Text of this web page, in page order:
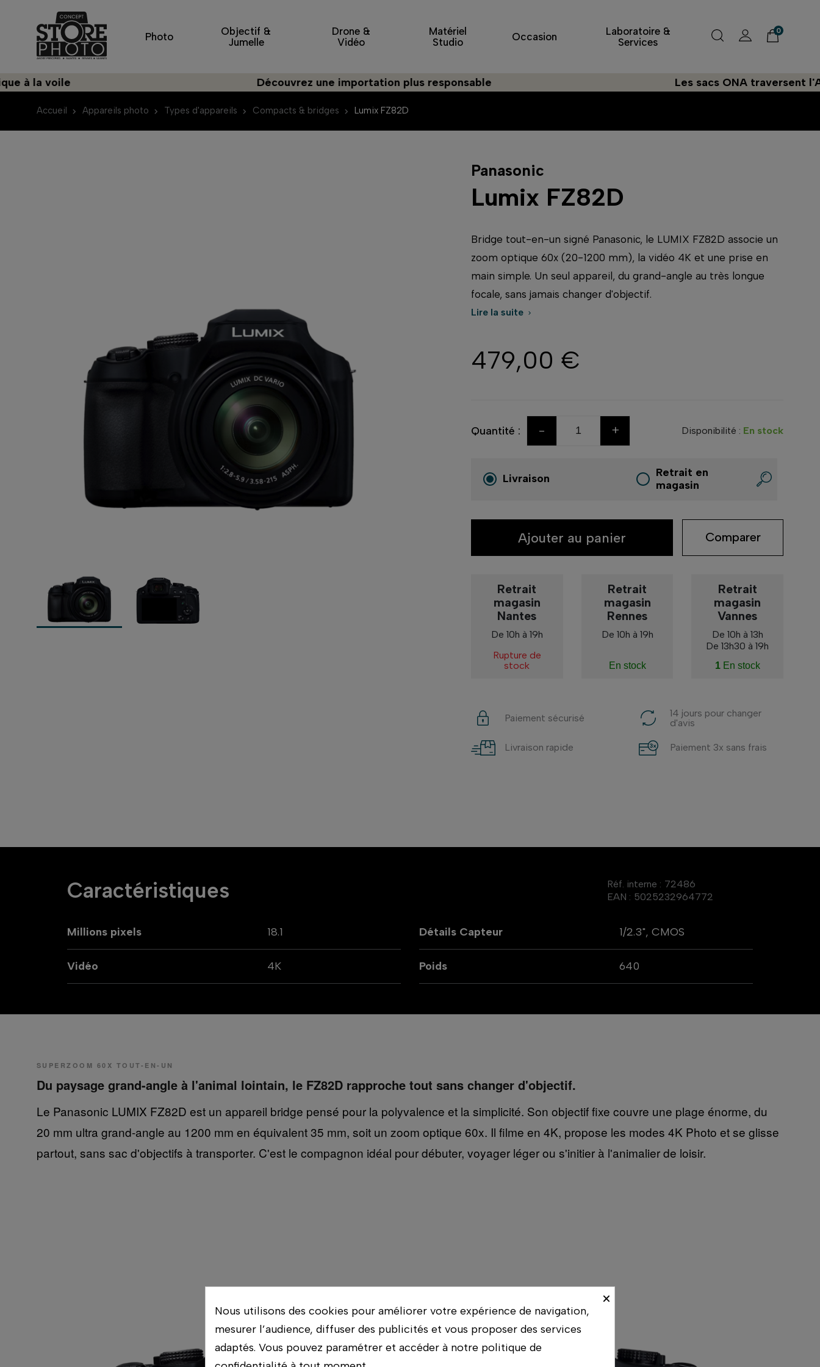
Photo
Objectif &
Jumelle
Drone &
Vidéo
Matériel
Studio
Occasion
Laboratoire &
Services
0
voile Découvrez une importation plus responsable Les sacs ONA traversent
Accueil Appareils photo Types d'appareils Compacts & bridges Lumix FZ82D
Panasonic
Lumix FZ82D
Bridge tout-en-un signé Panasonic, le LUMIX FZ82D associe un
zoom optique 60x (20-1200 mm), la vidéo 4K et une prise en
main simple. Un seul appareil, du grand-angle au très longue
focale, sans jamais changer d'objectif.
Lire la suite 
479,00 €
Quantité : - + Disponibilité : En stock
Livraison
Retrait en
magasin
Ajouter au panier Comparer
Retrait
magasin
Nantes
De 10h à 19h
Rupture de
stock
Retrait
magasin
Rennes
De 10h à 19h
En stock
Retrait
magasin
Vannes
De 10h à 13h
De 13h30 à 19h
1En stock
Paiement sécurisé
14 jours pour changer
d'avis
Livraison rapide Paiement 3x sans frais
Caractéristiques Réf. interne : 72486
EAN : 5025232964772
Millions pixels 18.1 Détails Capteur 1/2.3", CMOS
Vidéo 4K Poids 640
SUPERZOOM 60X TOUT-EN-UN
Du paysage grand-angle à l'animal lointain, le FZ82D rapproche tout sans changer d'objectif.
Le Panasonic LUMIX FZ82D est un appareil bridge pensé pour la polyvalence et la simplicité. Son objectif fixe couvre une plage énorme, du
20 mm ultra grand-angle au 1200 mm en équivalent 35 mm, soit un zoom optique 60x. Il filme en 4K, propose les modes 4K Photo et se glisse
partout, sans sac d'objectifs à transporter. C'est le compagnon idéal pour débuter, voyager léger ou s'initier à l'animalier de loisir.
×
Nous utilisons des cookies pour améliorer votre expérience de navigation,
mesurer l’audience, diffuser des publicités et vous proposer des services
adaptés. Vous pouvez paramétrer et accéder à notre politique de